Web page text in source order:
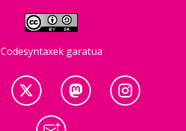
Codesyntaxek garatua